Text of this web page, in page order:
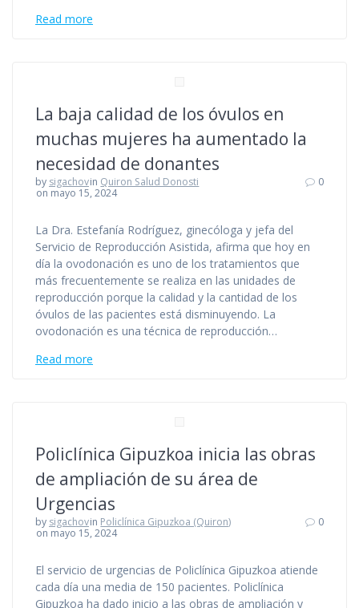
Read more
La baja calidad de los óvulos en
muchas mujeres ha aumentado la
necesidad de donantes
by sigachovin Quiron Salud Donosti
on mayo 15, 2024
0
La Dra. Estefanía Rodríguez, ginecóloga y jefa del
Servicio de Reproducción Asistida, afirma que hoy en
día la ovodonación es uno de los tratamientos que
más frecuentemente se realiza en las unidades de
reproducción porque la calidad y la cantidad de los
óvulos de las pacientes está disminuyendo. La
ovodonación es una técnica de reproducción…
Read more
Policlínica Gipuzkoa inicia las obras
de ampliación de su área de
Urgencias
by sigachovin Policlínica Gipuzkoa (Quiron)
on mayo 15, 2024
0
El servicio de urgencias de Policlínica Gipuzkoa atiende
cada día una media de 150 pacientes. Policlínica
Gipuzkoa ha dado inicio a las obras de ampliación y